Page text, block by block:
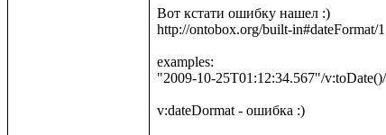
Вот кстати ошибку нашел :)
http://ontobox.org/built-in#dateFormat/1
examples:
"2009-10-25T01:12:34.567"/